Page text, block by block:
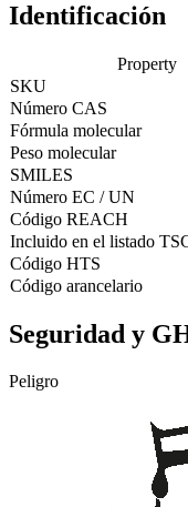
Identificación
Property
SKU
Número CAS
Fórmula molecular
Peso molecular
SMILES
Número EC / UN
Código REACH
Incluido en el listado
Código HTS
Código arancelario
Seguridad y
Peligro